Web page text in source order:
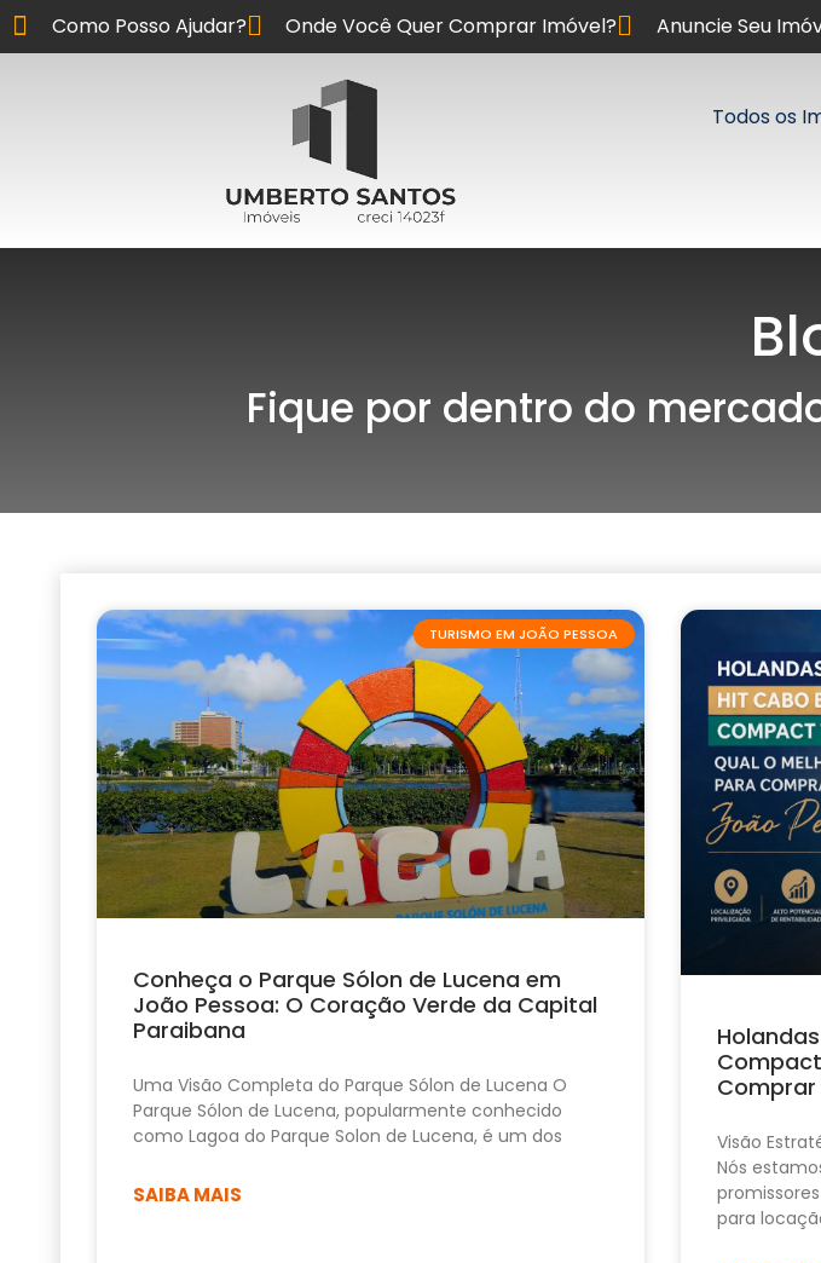
Anuncie Seu
Como Posso Ajudar? Onde Você Quer Comprar Imóvel?
Todos os
Fique por dentro do
TURISMO EM JOÃO PESSOA
Conheça o Parque Sólon de Lucena em
João Pessoa: O Coração Verde da Capital
Paraibana
Uma Visão Completa do Parque Sólon de Lucena O
Parque Sólon de Lucena, popularmente conhecido
como Lagoa do Parque Solon de Lucena, é um dos
SAIBA MAIS
Comprar
Visão
Nós
para